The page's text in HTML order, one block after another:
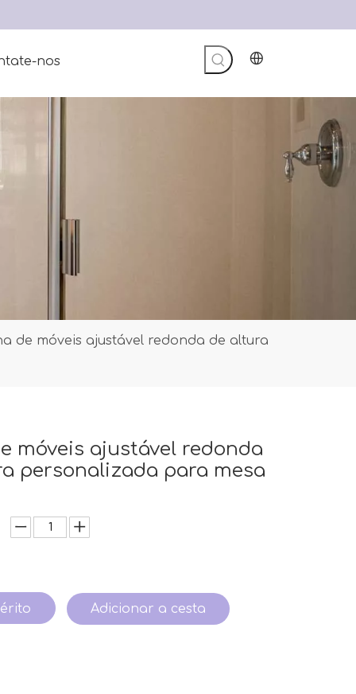
nos
de móveis ajustável redonda de altura
móveis ajustável redonda
personalizada para mesa
Adicionar a cesta